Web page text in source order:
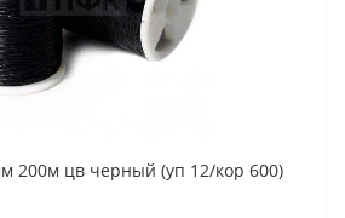
200м цв черный (уп 12/кор 600)